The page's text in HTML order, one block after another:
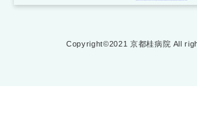
Copyright©2021 京都桂病院 All